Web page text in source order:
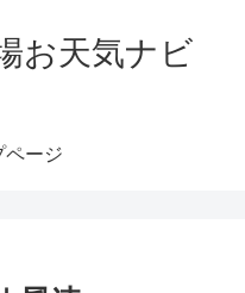
お天気ナビ
ページ